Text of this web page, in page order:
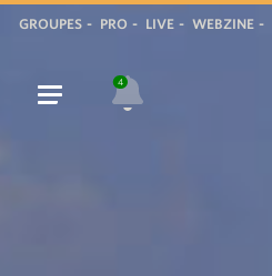
GROUPES PRO LIVE WEBZINE
4